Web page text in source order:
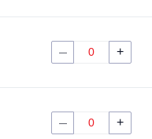
— 0 +
— 0 +